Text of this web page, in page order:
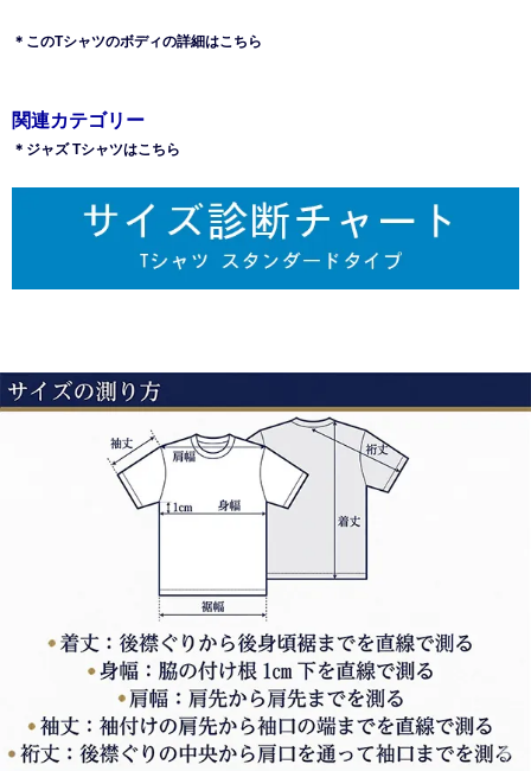
＊このTシャツのボディの詳細はこちら
関連カテゴリー
＊ジャズ Tシャツはこちら